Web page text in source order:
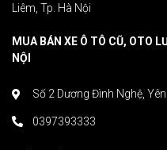
Liêm, Tp. Hà Nội
MUA BÁN XE Ô TÔ CŨ, OTO
NỘI
Số 2 Dương Đình Nghệ,
0397393333